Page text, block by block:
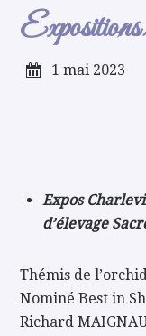
1 mai 2023
Expos
d’élevage
Thémis de
Nominé Best in
Richard